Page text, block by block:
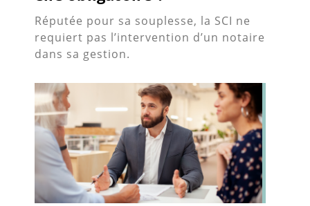
Réputée pour sa souplesse, la SCI ne
requiert pas l’intervention d’un notaire
dans sa gestion.